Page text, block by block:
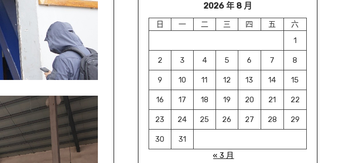
2026 年 8 月
日 一 二 三 四 五
六
1
2 3 4 5 6 7 8
9 10 11 12 13 14 15
16 17 18 19 20 21 22
23 24 25 26 27 28 29
30
31
« 3 月